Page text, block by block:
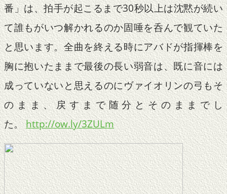
番」は、拍手が起こるまで30秒以上は沈黙が続い
て誰もがいつ解かれるのか固唾を呑んで観ていた
と思います。全曲を終える時にアバドが指揮棒を
胸に抱いたままで最後の長い弱音は、既に音には
成っていないと思えるのにヴァイオリンの弓もそ
のまま、戻すまで随分とそのままでし
た。http://ow.ly/3ZULm